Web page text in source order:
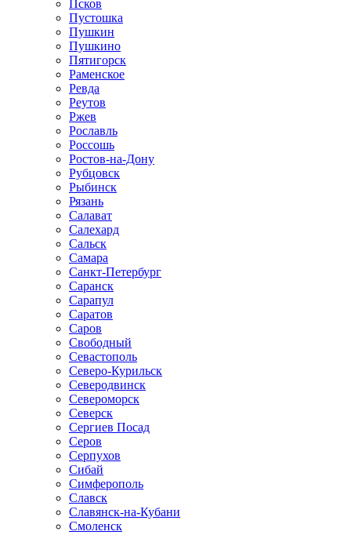
Псков
Пустошка
Пушкин
Пушкино
Пятигорск
Раменское
Ревда
Реутов
Ржев
Рославль
Россошь
Ростов-на-Дону
Рубцовск
Рыбинск
Рязань
Салават
Салехард
Сальск
Самара
Санкт-Петербург
Саранск
Сарапул
Саратов
Саров
Свободный
Севастополь
Северо-Курильск
Северодвинск
Североморск
Северск
Сергиев Посад
Серов
Серпухов
Сибай
Симферополь
Славск
Славянск-на-Кубани
Смоленск